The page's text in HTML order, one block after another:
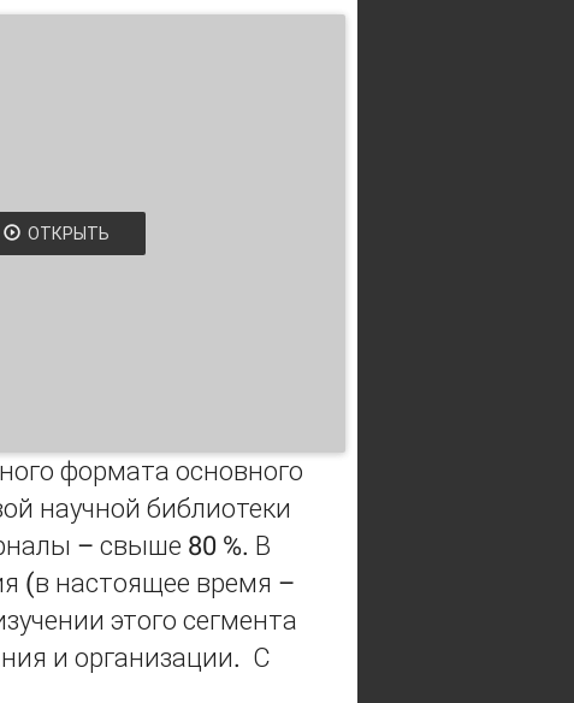
ОТКРЫТЬ
формата основного
научной библиотеки
– свыше 80 %. В
(в настоящее время –
этого сегмента
и организации. С